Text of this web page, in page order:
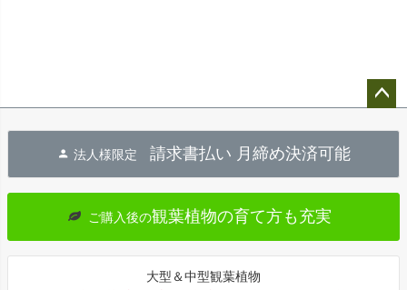
へ
法人様限定 請求書払い 月締め決済可能
ご購入後の観葉植物の育て方も充実
大型＆中型観葉植物